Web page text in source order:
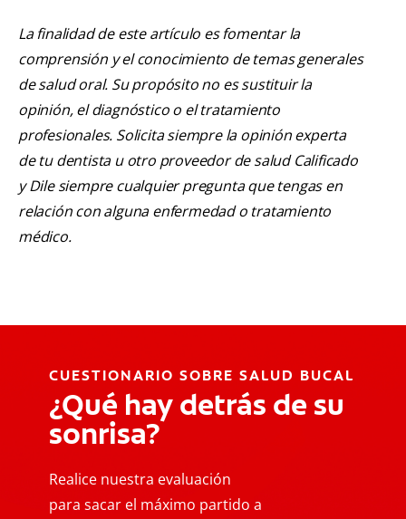
La finalidad de este artículo es fomentar la
comprensión y el conocimiento de temas generales
de salud oral. Su propósito no es sustituir la
opinión, el diagnóstico o el tratamiento
profesionales. Solicita siempre la opinión experta
de tu dentista u otro proveedor de salud Calificado
y Dile siempre cualquier pregunta que tengas en
relación con alguna enfermedad o tratamiento
médico.
CUESTIONARIO SOBRE SALUD BUCAL
¿Qué hay detrás de su
sonrisa?
Realice nuestra evaluación
para sacar el máximo partido a